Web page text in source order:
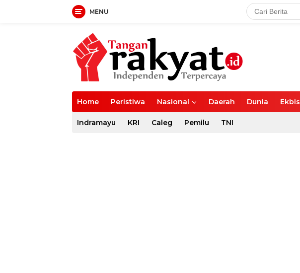
MENU
Home Peristiwa Nasional Daerah Dunia Ekbis
Indramayu KRI Caleg Pemilu TNI